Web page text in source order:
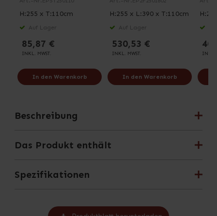
H:255 x T:110cm
Auf Lager
85,87 €
INKL. MWST.
In den Warenkorb
H:255 x L:390 x T:110cm
Auf Lager
530,53 €
INKL. MWST.
In den Warenkorb
INKL.
Beschreibung
Das Produkt enthält
Spezifikationen